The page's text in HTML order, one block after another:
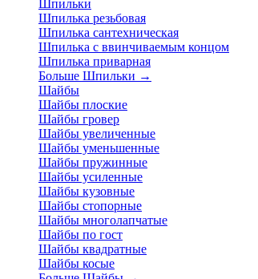
Шпильки
Шпилька резьбовая
Шпилька сантехническая
Шпилька с ввинчиваемым концом
Шпилька приварная
Больше Шпильки →
Шайбы
Шайбы плоские
Шайбы гровер
Шайбы увеличенные
Шайбы уменьшенные
Шайбы пружинные
Шайбы усиленные
Шайбы кузовные
Шайбы стопорные
Шайбы многолапчатые
Шайбы по гост
Шайбы квадратные
Шайбы косые